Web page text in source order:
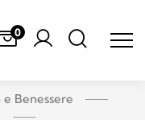
0
Benessere